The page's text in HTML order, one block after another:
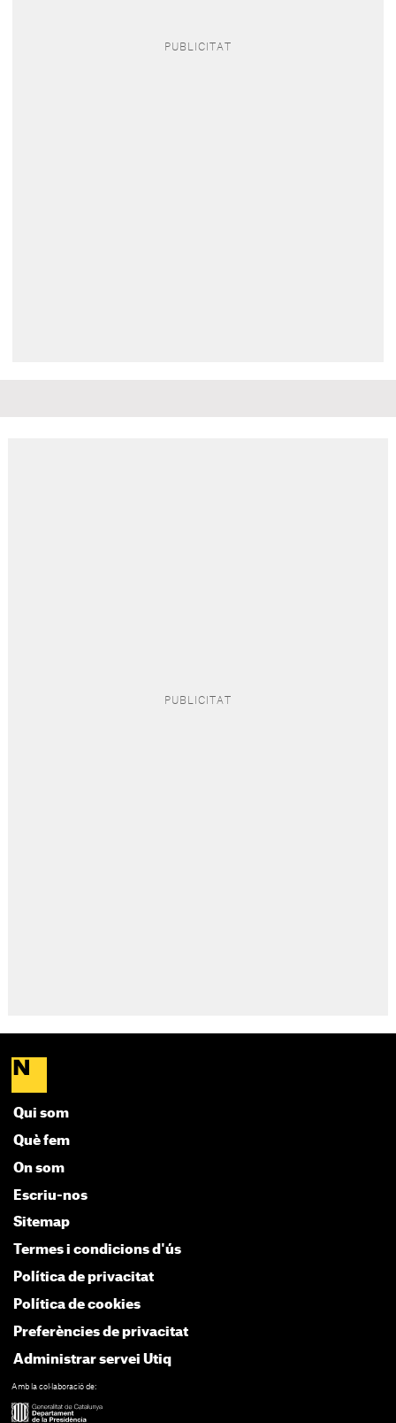
Qui som
Què fem
On som
Escriu-nos
Sitemap
Termes i condicions d'ús
Política de privacitat
Política de cookies
Preferències de privacitat
Administrar servei Utiq
Amb la col·laboració de: